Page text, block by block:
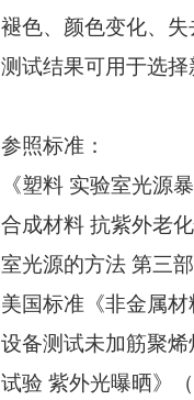
褪色、颜色变化、
测试结果可用于选择
参照标准：
《塑料 实验室光源
合成材料 抗紫外老
室光源的方法 第三
美国标准《非金属
设备测试未加筋聚
试验 紫外光曝晒》（